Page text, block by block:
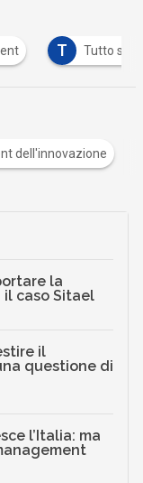
Tutto su Codice Appalti
dell'innovazione
la
il caso Sitael
il
questione di
l’Italia: ma